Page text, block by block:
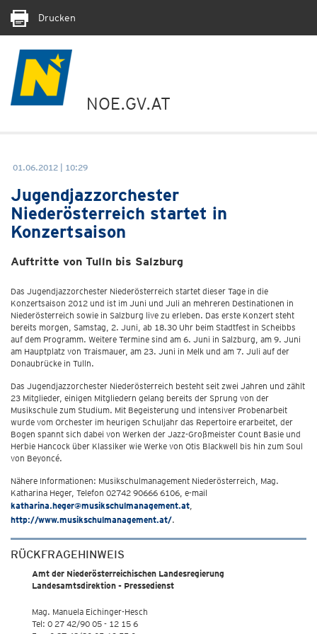
Drucken
NOE.GV.AT
01.06.2012 | 10:29
Jugendjazzorchester
Niederösterreich startet in
Konzertsaison
Auftritte von Tulln bis Salzburg
Das Jugendjazzorchester Niederösterreich startet dieser Tage in die
Konzertsaison 2012 und ist im Juni und Juli an mehreren Destinationen in
Niederösterreich sowie in Salzburg live zu erleben. Das erste Konzert steht
bereits morgen, Samstag, 2. Juni, ab 18.30 Uhr beim Stadtfest in Scheibbs
auf dem Programm. Weitere Termine sind am 6. Juni in Salzburg, am 9. Juni
am Hauptplatz von Traismauer, am 23. Juni in Melk und am 7. Juli auf der
Donaubrücke in Tulln.
Das Jugendjazzorchester Niederösterreich besteht seit zwei Jahren und zählt
23 Mitglieder, einigen Mitgliedern gelang bereits der Sprung von der
Musikschule zum Studium. Mit Begeisterung und intensiver Probenarbeit
wurde vom Orchester im heurigen Schuljahr das Repertoire erarbeitet, der
Bogen spannt sich dabei von Werken der Jazz-Großmeister Count Basie und
Herbie Hancock über Klassiker wie Werke von Otis Blackwell bis hin zum Soul
von Beyoncé.
Nähere Informationen: Musikschulmanagement Niederösterreich, Mag.
Katharina Heger, Telefon 02742 90666 6106, e-mail
katharina.heger@musikschulmanagement.at,
http://www.musikschulmanagement.at/.
RÜCKFRAGEHINWEIS
Amt der Niederösterreichischen Landesregierung
Landesamtsdirektion - Pressedienst
Mag. Manuela Eichinger-Hesch
Tel: 0 27 42/90 05 - 12 15 6